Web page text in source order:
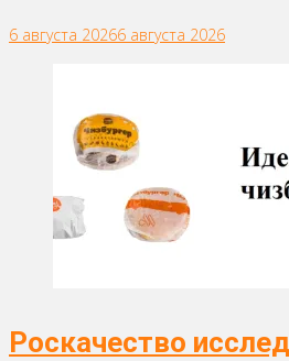
6 августа 20266 августа 2026
Роскачество